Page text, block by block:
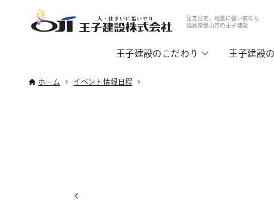
注文住宅、地震に強い家なら
福島県郡山市の王子建設
王子建設のこだわり 王子建設
ホーム イベント情報日程